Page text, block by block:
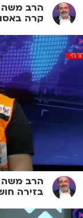
הרב משה
קרה
הרב משה
בזירה